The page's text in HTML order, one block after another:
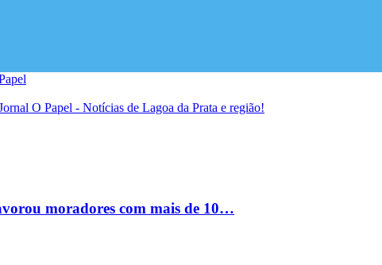
moradores com mais de 10…